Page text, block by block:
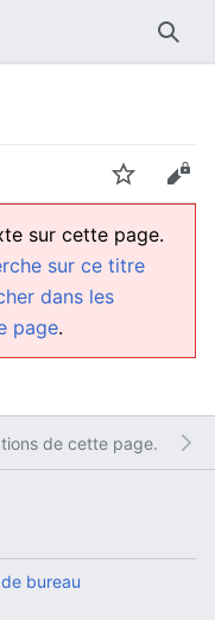
Suivre
sur cette page.
sur ce titre
dans les
page.
de cette page.
bureau